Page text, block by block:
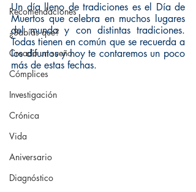
Recomendaciones
¿Sabías que?
Creado un sueño
Cómplices
Investigación
Crónica
Vida
Aniversario
Diagnóstico
Un día lleno de tradiciones es el Día de
Muertos que celebra en muchos lugares
del mundo y con distintas tradiciones.
Todas tienen en común que se recuerda a
los difuntos y hoy te contaremos un poco
más de estas fechas.